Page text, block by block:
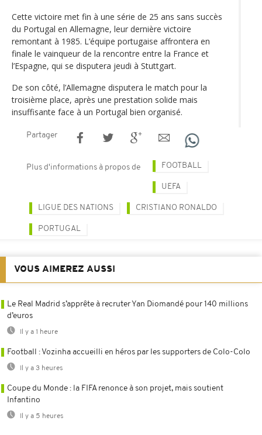
Cette victoire met fin à une série de 25 ans sans succès
du Portugal en Allemagne, leur dernière victoire
remontant à 1985. L’équipe portugaise affrontera en
finale le vainqueur de la rencontre entre la France et
l’Espagne, qui se disputera jeudi à Stuttgart.
De son côté, l’Allemagne disputera le match pour la
troisième place, après une prestation solide mais
insuffisante face à un Portugal bien organisé.
Partager
Plus d'informations à propos de FOOTBALL
UEFA
LIGUE DES NATIONS CRISTIANO RONALDO
PORTUGAL
VOUS AIMEREZ AUSSI
Le Real Madrid s’apprête à recruter Yan Diomandé pour 140 millions
d’euros
Il y a 1 heure
Football : Vozinha accueilli en héros par les supporters de Colo-Colo
Il y a 3 heures
Coupe du Monde : la FIFA renonce à son projet, mais soutient
Infantino
Il y a 5 heures